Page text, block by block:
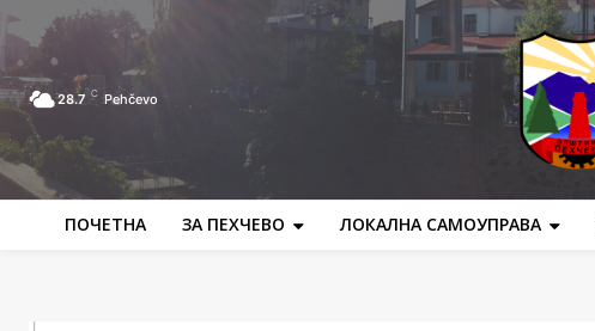
28.7 C Pehčevo
ПОЧЕТНА ЗА ПЕХЧЕВО ЛОКАЛНА САМОУПРАВА